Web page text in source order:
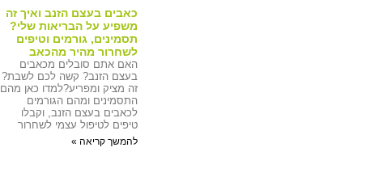
כאבים בעצם הזנב ואיך זה
משפיע על הבריאות שלי?
תסמינים, גורמים וטיפים
לשחרור מהיר מהכאב
האם אתם סובלים מכאבים
בעצם הזנב? קשה לכם לשבת?
זה מציק ומפריע?למדו כאן מהם
התסמינים ומהם הגורמים
לכאבים בעצם הזנב, וקבלו
טיפים לטיפול עצמי לשחרור
להמשך קריאה »